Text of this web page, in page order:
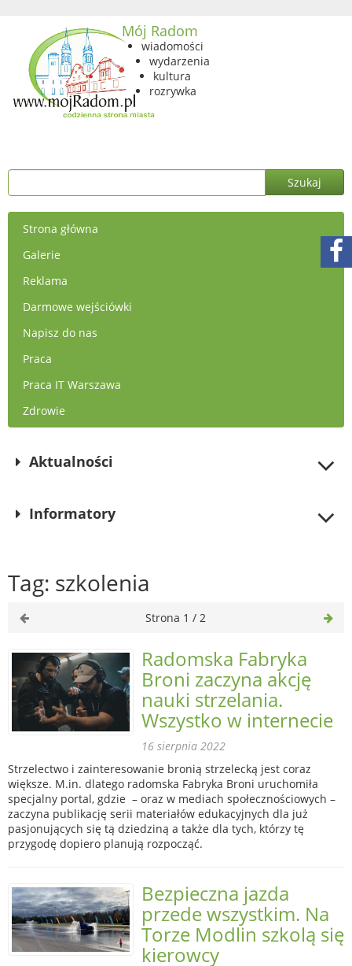
Mój Radom
wiadomości
wydarzenia
kultura
rozrywka
Strona główna
Galerie
Reklama
Darmowe wejściówki
Napisz do nas
Praca
Praca IT Warszawa
Zdrowie
Aktualności
Informatory
Tag: szkolenia
Strona 1 / 2
Radomska Fabryka
Broni zaczyna akcję
nauki strzelania.
Wszystko w internecie
16 sierpnia 2022
Strzelectwo i zainteresowanie bronią strzelecką jest coraz
większe. M.in. dlatego radomska Fabryka Broni uruchomiła
specjalny portal, gdzie – oraz w mediach społecznościowych –
zaczyna publikację serii materiałów edukacyjnych dla już
pasjonujących się tą dziedziną a także dla tych, którzy tę
przygodę dopiero planują rozpocząć.
Bezpieczna jazda
przede wszystkim. Na
Torze Modlin szkolą się
kierowcy